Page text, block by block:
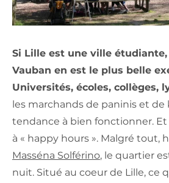
Si Lille est une ville
Vauban en est le plus belle
Universités, écoles, collèges,
les marchands de paninis et de
tendance à bien fonctionner.
à « happy hours ». Malgré tout,
Masséna Solférino, le quartier
nuit. Situé au coeur de Lille, ce